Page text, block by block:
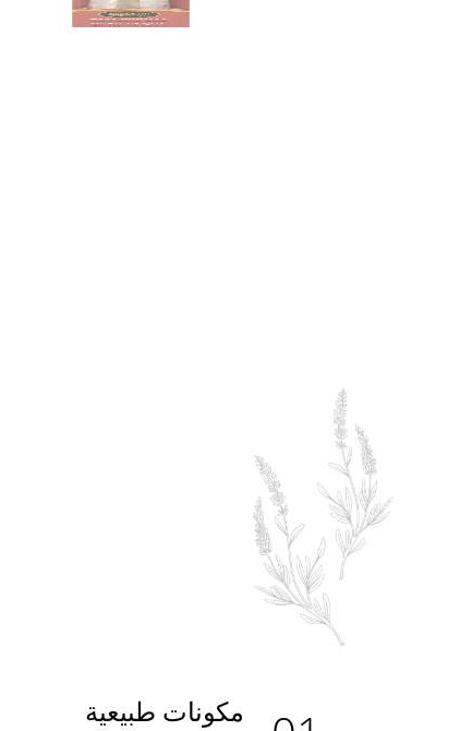
مكونات طبيعية